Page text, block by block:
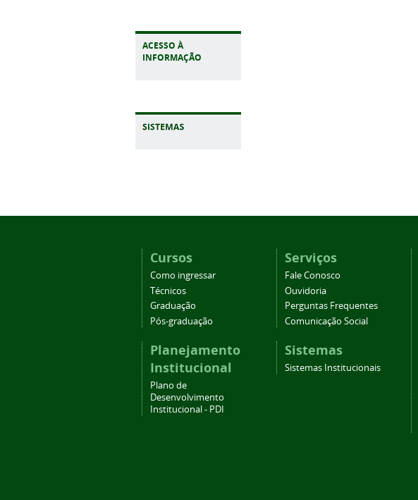
ACESSO À
INFORMAÇÃO
Cursos
Como ingressar
Técnicos
Graduação
Pós-graduação
Planejamento
Institucional
Plano de
Desenvolvimento
Institucional - PDI
Serviços
Fale Conosco
Ouvidoria
Perguntas Frequentes
Comunicação Social
Sistemas
Sistemas Institucionais